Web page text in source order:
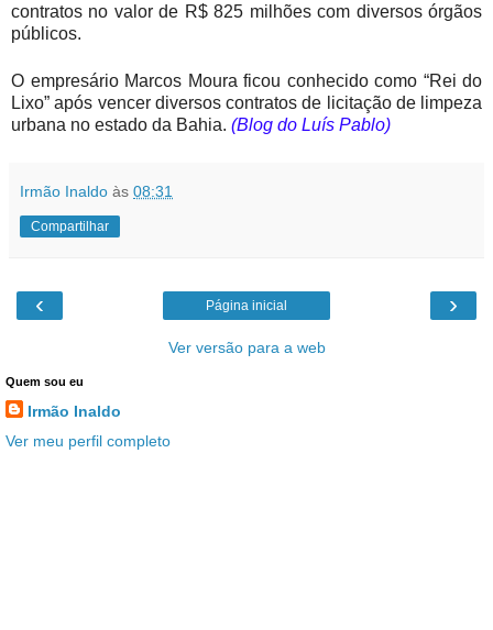
contratos no valor de R$ 825 milhões com diversos órgãos
públicos.
O empresário Marcos Moura ficou conhecido como “Rei do
Lixo” após vencer diversos contratos de licitação de limpeza
urbana no estado da Bahia. (Blog do Luís Pablo)
Irmão Inaldo às 08:31
Compartilhar
‹ ›
Página inicial
Ver versão para a web
Quem sou eu
Irmão Inaldo
Ver meu perfil completo